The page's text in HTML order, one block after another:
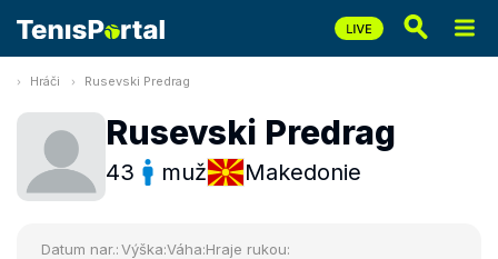
Hráči Rusevski Predrag
Rusevski Predrag
43 muž Makedonie
Datum nar.:Výška:Váha:Hraje rukou: